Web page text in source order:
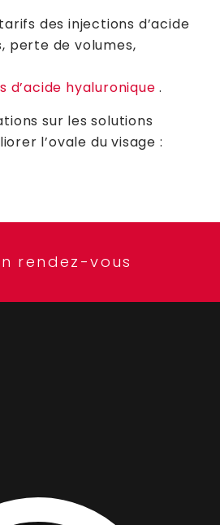
des injections d’acide
perte de volumes,
d’acide hyaluronique.
sur les solutions
l’ovale du visage :
rendez-vous